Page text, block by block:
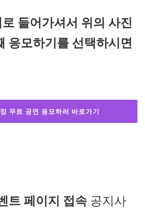
들어가셔서 위의 사진
응모하기를 선택하시면
무료 공연 응모하러 바로가기
트 페이지 접속 공지사